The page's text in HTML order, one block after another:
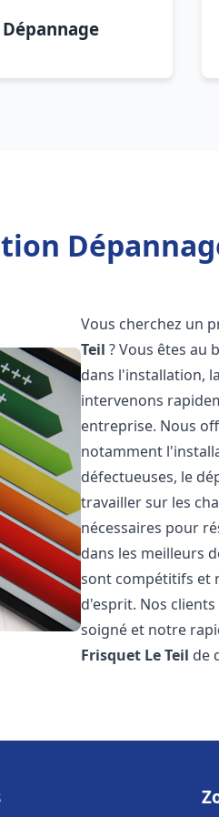
Dépannage
Vous cherchez un
Teil ? Vous êtes au
dans l'installation,
intervenons
entreprise. Nous
notamment
défectueuses, le
travailler sur les
nécessaires pour
dans les meilleurs
sont compétitifs et
d'esprit. Nos
soigné et notre
Frisquet Le Teil de